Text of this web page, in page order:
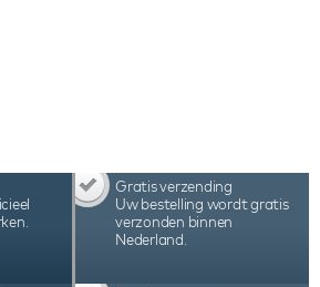
certificaat en 3 jaar
Gratis verzending
Uw bestelling wordt gratis
verzonden binnen
Nederland.